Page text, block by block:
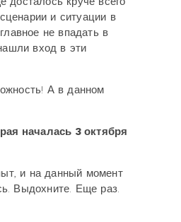
и ситуации в
не впадать в
вход в эти
А в данном
началась 3 октября
и на данный момент
Выдохните. Еще раз.